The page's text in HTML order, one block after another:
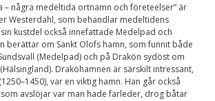
– några medeltida ortnamn och företeelser” är
Westerdahl, som behandlar medeltidens
kustdel också innefattade Medelpad och
berättar om Sankt Olofs hamn, som funnit både
(Medelpad) och på Drakön sydöst om
Draköhamnen är särskilt intressant,
var en viktig hamn. Han går också
avslöjar var man hade farleder, drog båtar